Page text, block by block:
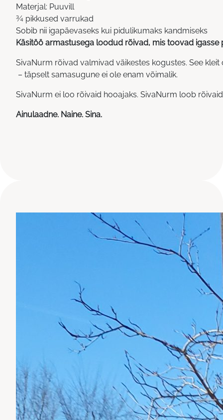
Materjal: Puuvill
¾ pikkused varrukad
Sobib nii igapäevaseks kui pidulikumaks kandmiseks
Käsitöö armastusega loodud rõivad, mis toovad igasse
SivaNurm rõivad valmivad väikestes kogustes. See
– täpselt samasugune ei ole enam võimalik.
SivaNurm ei loo rõivaid hooajaks. SivaNurm loob
Ainulaadne. Naine. Sina.